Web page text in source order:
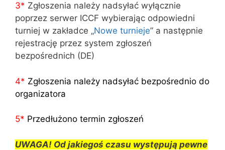
3* Zgłoszenia należy nadsyłać wyłącznie
poprzez serwer ICCF wybierając odpowiedni
turniej w zakładce „Nowe turnieje” a następnie
rejestrację przez system zgłoszeń
bezpośrednich (DE)
4* Zgłoszenia należy nadsyłać bezpośrednio do
organizatora
5* Przedłużono termin zgłoszeń
UWAGA! Od jakiegoś czasu występują pewne